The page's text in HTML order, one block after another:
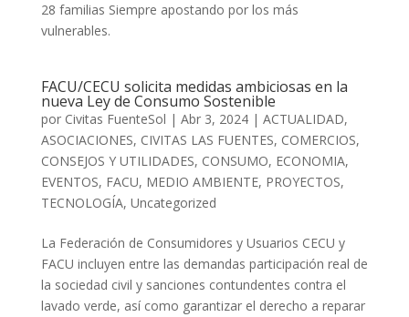
28 familias Siempre apostando por los más
vulnerables.
FACU/CECU solicita medidas ambiciosas en la
nueva Ley de Consumo Sostenible
por Civitas FuenteSol | Abr 3, 2024| ACTUALIDAD,
ASOCIACIONES, CIVITAS LAS FUENTES, COMERCIOS,
CONSEJOS Y UTILIDADES, CONSUMO, ECONOMIA,
EVENTOS, FACU, MEDIO AMBIENTE, PROYECTOS,
TECNOLOGÍA, Uncategorized
La Federación de Consumidores y Usuarios CECU y
FACU incluyen entre las demandas participación real de
la sociedad civil y sanciones contundentes contra el
lavado verde, así como garantizar el derecho a reparar